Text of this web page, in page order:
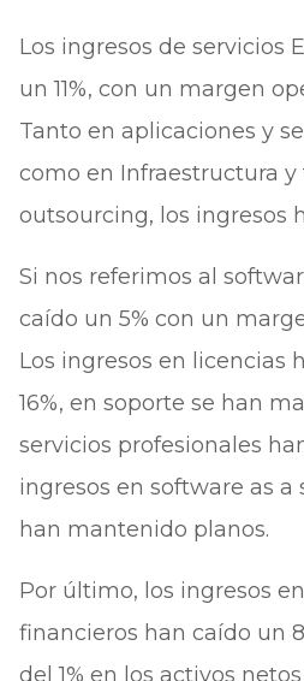
Los ingresos de servicios
un 11%, con un margen
Tanto en aplicaciones y
como en Infraestructura y
outsourcing, los ingresos
Si nos referimos al
caído un 5% con un
Los ingresos en licencias
16%, en soporte se han
servicios profesionales
ingresos en software as a
han mantenido planos.
Por último, los ingresos
financieros han caído un
del 1% en los activos